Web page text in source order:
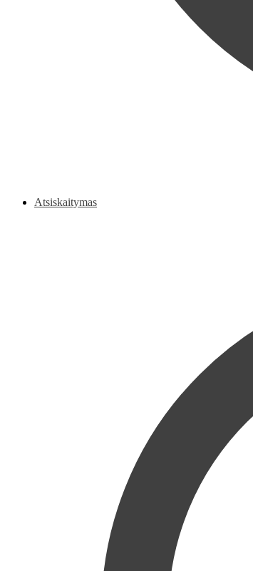
Atsiskaitymas